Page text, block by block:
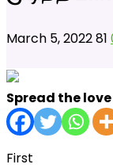
March 5, 202281
Spread the love
First